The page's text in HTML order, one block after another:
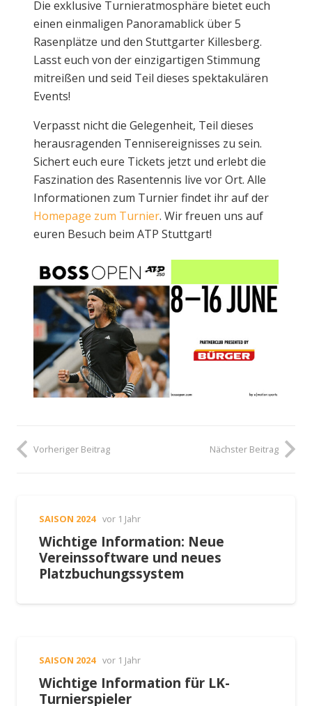
Die exklusive Turnieratmosphäre bietet euch
einen einmaligen Panoramablick über 5
Rasenplätze und den Stuttgarter Killesberg.
Lasst euch von der einzigartigen Stimmung
mitreißen und seid Teil dieses spektakulären
Events!
Verpasst nicht die Gelegenheit, Teil dieses
herausragenden Tennisereignisses zu sein.
Sichert euch eure Tickets jetzt und erlebt die
Faszination des Rasentennis live vor Ort. Alle
Informationen zum Turnier findet ihr auf der
Homepage zum Turnier. Wir freuen uns auf
euren Besuch beim ATP Stuttgart!
Vorheriger Beitrag Nächster Beitrag
SAISON 2024 vor 1 Jahr
Wichtige Information: Neue
Vereinssoftware und neues
Platzbuchungssystem
SAISON 2024 vor 1 Jahr
Wichtige Information für LK-
Turnierspieler